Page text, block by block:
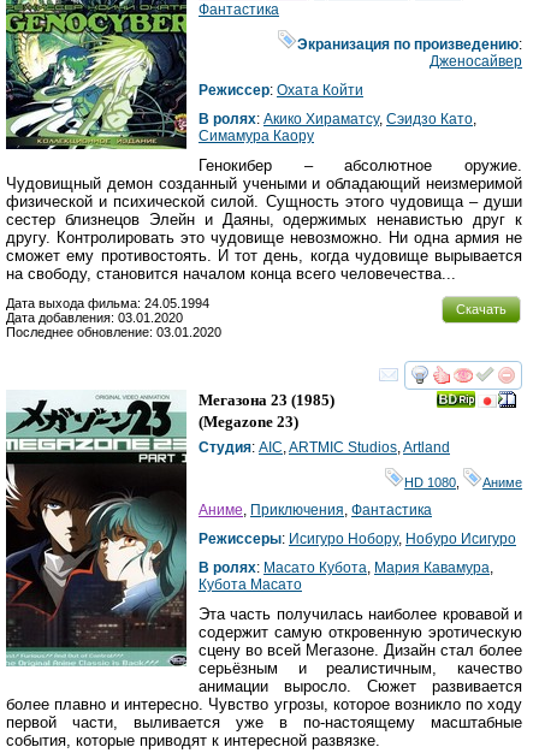
Фантастика
Экранизация по произведению:
Дженосайвер
Режиссер: Охата Койти
В ролях: Акико Хираматсу, Сэидзо Като,
Симамура Каору
Генокибер – абсолютное оружие.
Чудовищный демон созданный учеными и обладающий неизмеримой
физической и психической силой. Сущность этого чудовища – души
сестер близнецов Элейн и Даяны, одержимых ненавистью друг к
другу. Контролировать это чудовище невозможно. Ни одна армия не
сможет ему противостоять. И тот день, когда чудовище вырывается
на свободу, становится началом конца всего человечества...
Скачать
Дата выхода фильма: 24.05.1994
Дата добавления: 03.01.2020
Последнее обновление: 03.01.2020
смотреть
Мегазона 23 (1985)
(Megazone 23)
Студия: AIC,ARTMIC Studios,Artland
HD 1080 Аниме
Аниме, Приключения, Фантастика
Режиссеры: Исигуро Нобору, Нобуро Исигуро
В ролях: Масато Кубота, Мария Кавамура,
Кубота Масато
Эта часть получилась наиболее кровавой и
содержит самую откровенную эротическую
сцену во всей Мегазоне. Дизайн стал более
серьёзным и реалистичным, качество
анимации выросло. Сюжет развивается
более плавно и интересно. Чувство угрозы, которое возникло по ходу
первой части, выливается уже в по-настоящему масштабные
события, которые приводят к интересной развязке.